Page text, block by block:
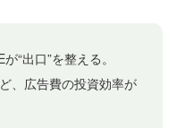
“出口”を整える。
、広告費の投資効率が